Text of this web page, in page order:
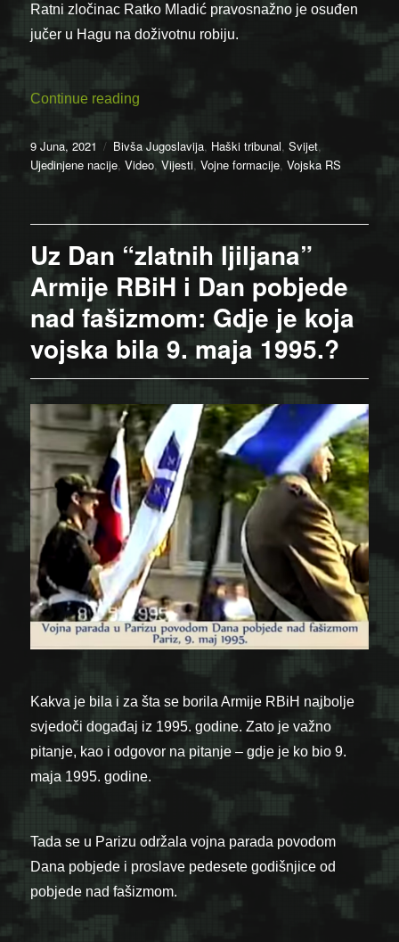
Ratni zločinac Ratko Mladić pravosnažno je osuđen
jučer u Hagu na doživotnu robiju.
Continue reading
Posted
on
9 Juna, 2021 Categories
Bivša Jugoslavija, Haški tribunal,Svijet,
Ujedinjene nacije,Video,Vijesti,Vojne formacije,Vojska RS
Uz Dan “zlatnih ljiljana”
Armije RBiH i Dan pobjede
nad fašizmom: Gdje je koja
vojska bila 9. maja 1995.?
Kakva je bila i za šta se borila Armije RBiH najbolje
svjedoči događaj iz 1995. godine. Zato je važno
pitanje, kao i odgovor na pitanje – gdje je ko bio 9.
maja 1995. godine.
Tada se u Parizu održala vojna parada povodom
Dana pobjede i proslave pedesete godišnjice od
pobjede nad fašizmom.